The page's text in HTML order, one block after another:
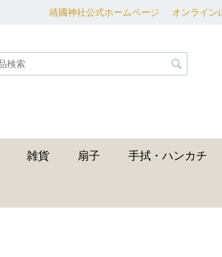
靖國神社公式ホームページ オンライン
雑貨 扇子 手拭・ハンカチ